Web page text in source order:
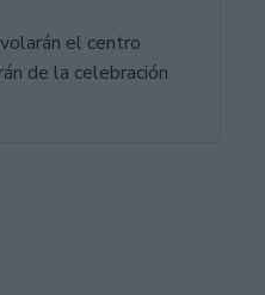
el centro
de la celebración